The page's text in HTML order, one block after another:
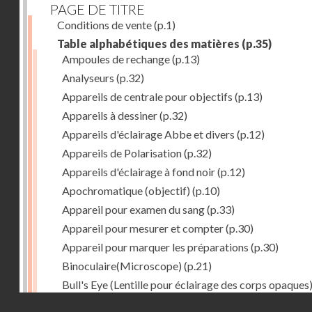
PAGE DE TITRE
Conditions de vente(p.1)
Table alphabétiques des matières (p.35)
Ampoules de rechange(p.13)
Analyseurs (p.32)
Appareils de centrale pour objectifs (p.13)
Appareils à dessiner(p.32)
Appareils d'éclairage Abbe et divers (p.12)
Appareils de Polarisation(p.32)
Appareils d'éclairage à fond noir(p.12)
Apochromatique (objectif) (p.10)
Appareil pour examen du sang(p.33)
Appareil pour mesurer et compter(p.30)
Appareil pour marquer les préparations (p.30)
Binoculaire(Microscope) (p.21)
Bull's Eye (Lentille pour éclairage des corps opaques)
(p.27)